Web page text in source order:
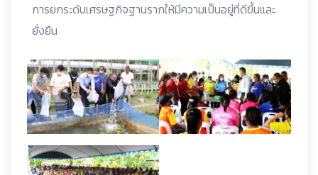
การยกระดับเศรษฐกิจฐานรากให้มีความเป็นอยู่ที่ดีขึ้นและ
ยั่งยืน